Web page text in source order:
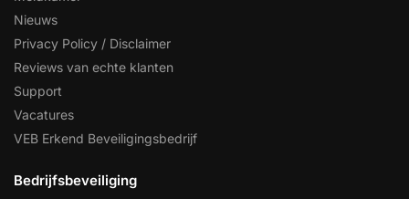
Nieuws
Privacy Policy / Disclaimer
Reviews van echte klanten
Support
Vacatures
VEB Erkend Beveiligingsbedrijf
Bedrijfsbeveiliging